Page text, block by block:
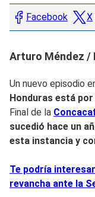
Facebook X
Arturo Méndez /
Un nuevo episodio
Honduras está
Final de la
sucedió hace un
esta instancia y
Te podría
revancha ante la